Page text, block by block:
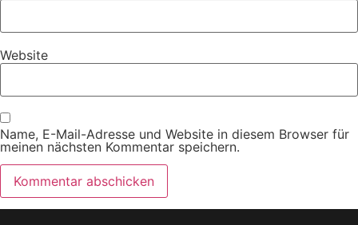
Website
Name, E-Mail-Adresse und Website in diesem Browser für
meinen nächsten Kommentar speichern.